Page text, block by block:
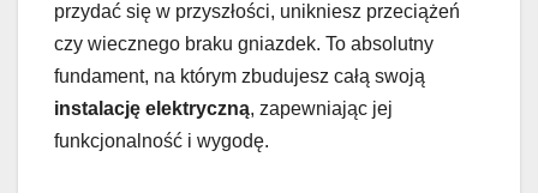
przydać się w przyszłości, unikniesz przeciążeń
czy wiecznego braku gniazdek. To absolutny
fundament, na którym zbudujesz całą swoją
instalację elektryczną, zapewniając jej
funkcjonalność i wygodę.